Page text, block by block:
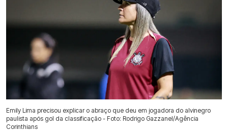
Emily Lima precisou explicar o abraço que deu em jogadora do alvinegro
paulista após gol da classificação - Foto: Rodrigo Gazzanel/Agência
Corinthians